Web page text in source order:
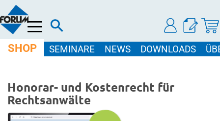
Menü
SHOP SEMINARE NEWS DOWNLOADS
Honorar- und Kostenrecht für
Rechtsanwälte